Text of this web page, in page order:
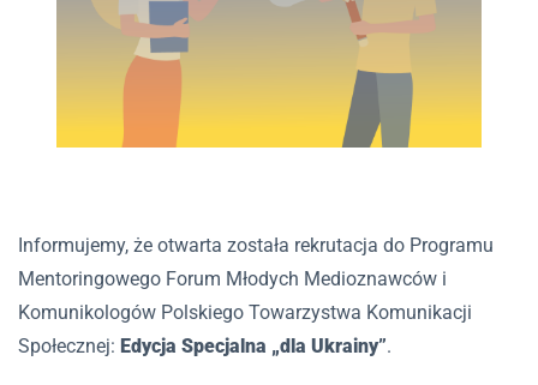
Informujemy, że otwarta została rekrutacja do Programu
Mentoringowego Forum Młodych Medioznawców i
Komunikologów Polskiego Towarzystwa Komunikacji
Społecznej: Edycja Specjalna „dla Ukrainy”.